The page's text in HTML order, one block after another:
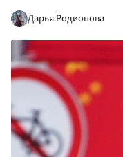
Дарья Родионова